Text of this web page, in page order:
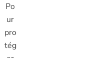
Po
ur
pro
tég